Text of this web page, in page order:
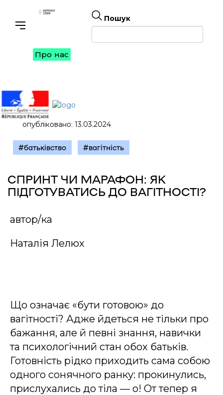
Toggle navigation
Пошук
Про нас
опубліковано: 13.03.2024
#батьківство #вагітність
СПРИНТ ЧИ МАРАФОН: ЯК
ПІДГОТУВАТИСЬ ДО ВАГІТНОСТІ?
автор/ка
Наталія Лелюх
Що означає «бути готовою» до
вагітності? Адже йдеться не тільки про
бажання, але й певні знання, навички
та психологічний стан обох батьків.
Готовність рідко приходить сама собою
одного сонячного ранку: прокинулись,
прислухались до тіла — о! От тепер я